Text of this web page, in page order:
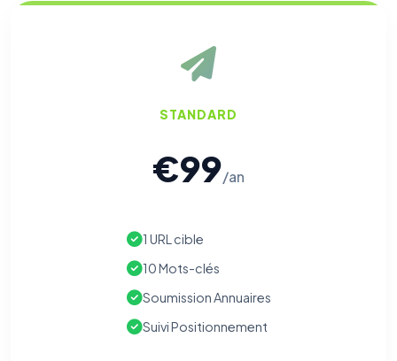
STANDARD
€99/an
1 URL cible
10 Mots-clés
Soumission Annuaires
Suivi Positionnement